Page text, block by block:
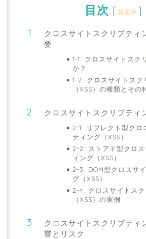
目次 [非表示]
クロスサイトスクリプティ
要
1-1. クロスサイトスク
か？
1-2. クロスサイトスク
（XSS）の種類とその
クロスサイトスクリプティ
2-1. リフレクト型クロ
ティング（XSS）
2-2. ストアド型クロ
ィング（XSS）
2-3. DOM型クロスサ
グ（XSS）
2-4. クロスサイトス
（XSS）の実例
クロスサイトスクリプティ
響とリスク